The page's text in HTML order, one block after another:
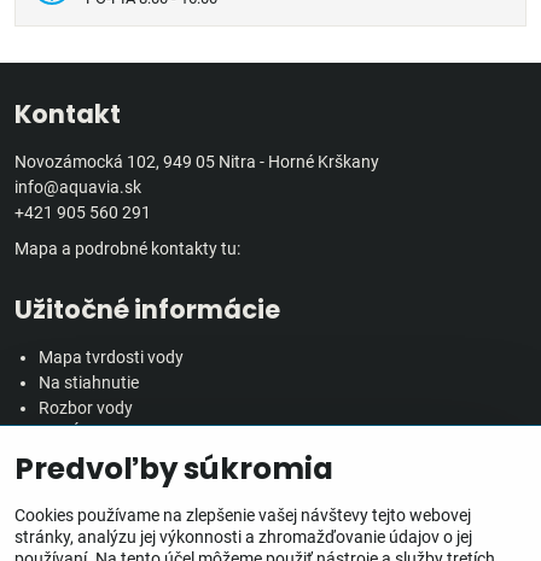
Kontakt
Novozámocká 102, 949 05 Nitra - Horné Krškany
info@aquavia.sk
+421 905 560 291
Mapa a podrobné kontakty tu:
Užitočné informácie
Mapa tvrdosti vody
Na stiahnutie
Rozbor vody
Veľkoobchodná spolupráca
Všetko o nákupe
Predvoľby súkromia
Cookies používame na zlepšenie vašej návštevy tejto webovej
stránky, analýzu jej výkonnosti a zhromažďovanie údajov o jej